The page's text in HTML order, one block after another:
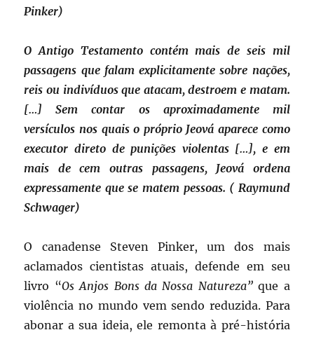
Pinker)
O Antigo Testamento contém mais de seis mil
passagens que falam explicitamente sobre nações,
reis ou indivíduos que atacam, destroem e matam.
[…] Sem contar os aproximadamente mil
versículos nos quais o próprio Jeová aparece como
executor direto de punições violentas […], e em
mais de cem outras passagens, Jeová ordena
expressamente que se matem pessoas. ( Raymund
Schwager)
O canadense Steven Pinker, um dos mais
aclamados cientistas atuais, defende em seu
livro “Os Anjos Bons da Nossa Natureza”que a
violência no mundo vem sendo reduzida. Para
abonar a sua ideia, ele remonta à pré-história